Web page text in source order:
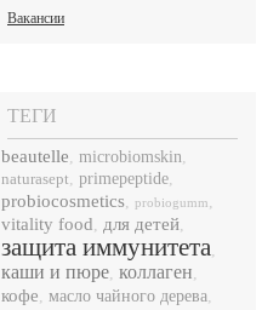
Вакансии
ТЕГИ
beautelle, microbiomskin,
naturasept, primepeptide,
probiocosmetics, probiogumm,
vitality food, для детей,
защита иммунитета,
каши и пюре, коллаген,
кофе, масло чайного дерева,